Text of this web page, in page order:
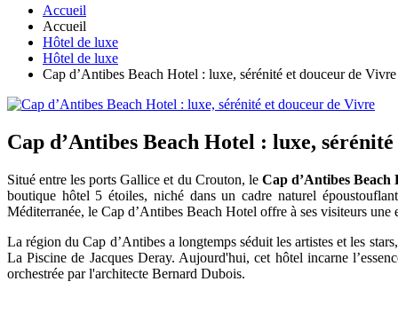
Accueil
Accueil
Hôtel de luxe
Hôtel de luxe
Cap d’Antibes Beach Hotel : luxe, sérénité et douceur de Vivre
Cap d’Antibes Beach Hotel : luxe,
Situé entre les ports Gallice et du Crouton, le Cap d’Antibes Beach
boutique hôtel 5 étoiles, niché dans un cadre naturel
Méditerranée, le Cap d’Antibes Beach Hotel offre à ses visiteurs
La région du Cap d’Antibes a longtemps séduit les artistes et les
La Piscine de Jacques Deray. Aujourd'hui, cet hôtel incarne
orchestrée par l'architecte Bernard Dubois.